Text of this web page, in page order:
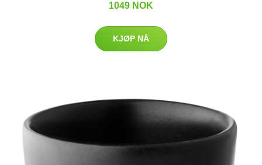
1049 NOK
KJØP NÅ